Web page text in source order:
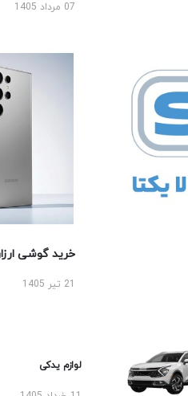
07 مرداد 1405
خرید گوشی ارزان
لوازم یدکی